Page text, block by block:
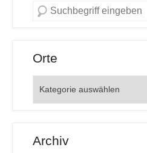
Orte
Archiv